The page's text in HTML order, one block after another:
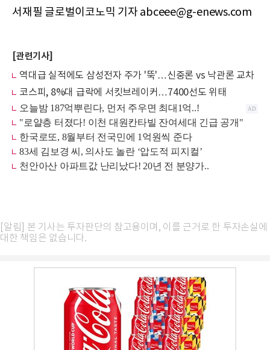
서재필 글로벌이코노믹 기자 abceee@g-enews.com
[관련기사]
역대급 실적에도 삼성전자 주가 '뚝'…신중론 vs 낙관론 교차
코스피, 8%대 급락에 서킷브레이커…7400선도 위태
[알림] 본 기사는 투자판단의 참고용이며, 이를 근거로 한 투자손실에
대한 책임은 없습니다.